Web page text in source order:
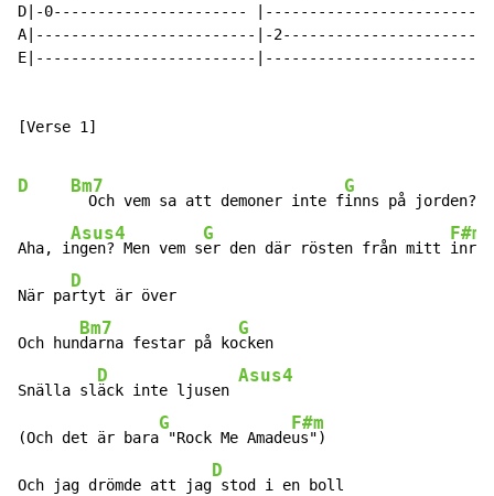
D|-0----------------------
A|-------------------------|-
E|-------------------------
[Verse 1]
D Bm7
  Och vem sa att demoner inte f
G
inns på
Aha, i
Asus4
ngen? Men vem s
G
er den där rösten från mitt
F#m
inre?
När pa
D
rtyt är över
Och hun
Bm7
darna festar på ko
G
cken
Snälla sl
D
äck inte ljusen
Asus4
(Och det är bara
G
"Rock Me Amade
F#m
us")
Och jag drömde att jag
D
stod i en boll